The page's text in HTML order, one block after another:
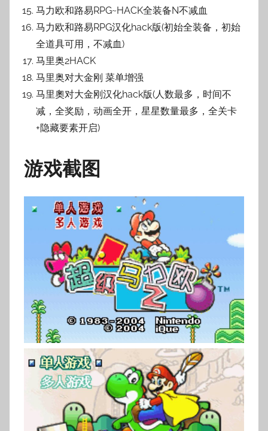
马力欧和路易RPG~HACK全装备N不减血
马力欧和路易RPG汉化hack版(初始全装备，初始
全道具可用，不减血)
马里奥2HACK
马里奥对大金刚 菜单增强
马里奧对大金刚汉化hack版(人数最多，时间不
减，全奖励，动画全开，星星数量最多，全关卡
+隐藏要素开启)
游戏截图